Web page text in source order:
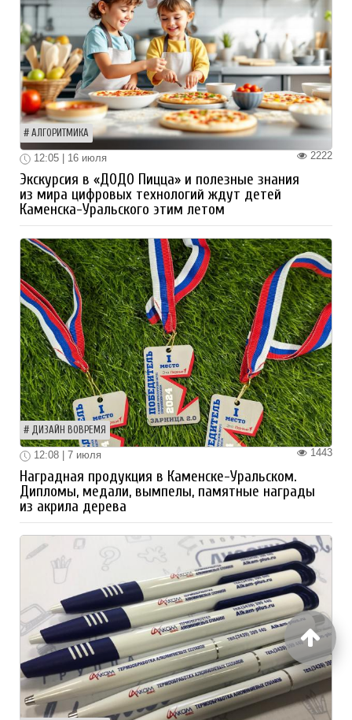
АЛГОРИТМИКА
2222
12:05 | 16 июля
Экскурсия в «ДОДО Пицца» и полезные знания
из мира цифровых технологий ждут детей
Каменска-Уральского этим летом
ДИЗАЙН ВОВРЕМЯ
1443
12:08 | 7 июля
Наградная продукция в Каменске-Уральском.
Дипломы, медали, вымпелы, памятные награды
из акрила дерева